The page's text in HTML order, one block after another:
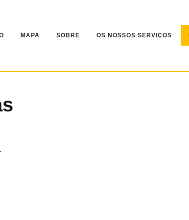
MAPA SOBRE OS NOSSOS SERVIÇOS